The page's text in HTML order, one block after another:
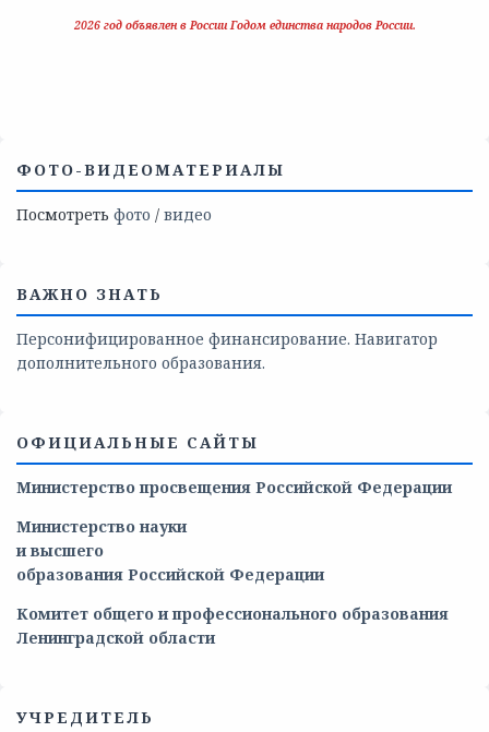
2026 год объявлен в России Годом единства народов России.
ФОТО-ВИДЕОМАТЕРИАЛЫ
Посмотреть фото / видео
ВАЖНО ЗНАТЬ
Персонифицированное финансирование. Навигатор
дополнительного образования.
ОФИЦИАЛЬНЫЕ САЙТЫ
Министерство просвещения Российской Федерации
Министерство науки
и высшего
образования Российской Федерации
Комитет общего и профессионального образования
Ленинградской области
УЧРЕДИТЕЛЬ